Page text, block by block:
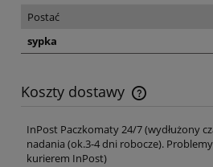
Postać
sypka
Koszty dostawy
Cena nie zawiera ewentualnych
InPost Paczkomaty 24/7(wydłużony
nadania (ok.3-4 dni robocze).
kurierem InPost)